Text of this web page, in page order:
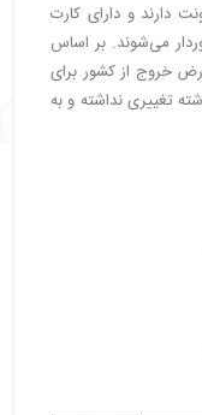
دارند و دارای کارت
می‌شوند.بر اساس
تا تاریخ ۱۴ فروردین ۱۴۰۴، عوارض خروج از کشور برای
گذشته تغییری نداشته و به